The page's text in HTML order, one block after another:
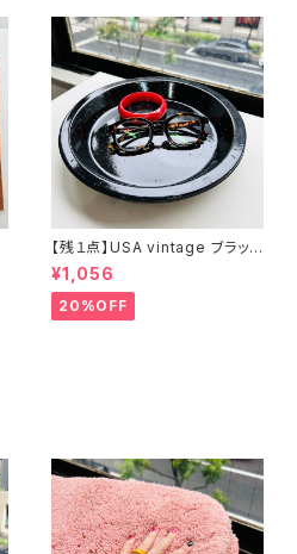
【残１点】USA vintage ブラック
琺瑯プレート
¥1,056
20%OFF